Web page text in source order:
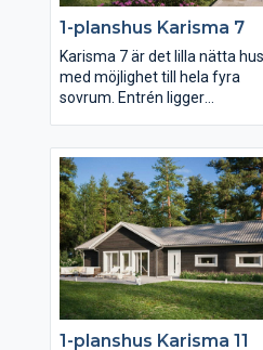
1-planshus Karisma 7
Karisma 7 är det lilla nätta
med möjlighet till hela fyra
sovrum. Entrén ligger
placerat mot framsidan av
Klädvårdsavdelningens
gör det dessutom enkelt att
komplettera huset med
eller carport med
passage in till huset.
1-planshus Karisma 11